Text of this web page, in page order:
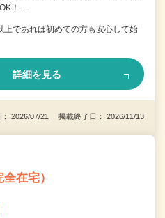
！…
であれば初めての方も安心して始
詳細を見る
： 2026/07/21 掲載終了日： 2026/11/13
在宅）